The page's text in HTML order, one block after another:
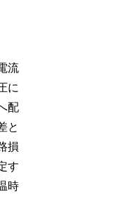
流
に
配
と
損
す
時